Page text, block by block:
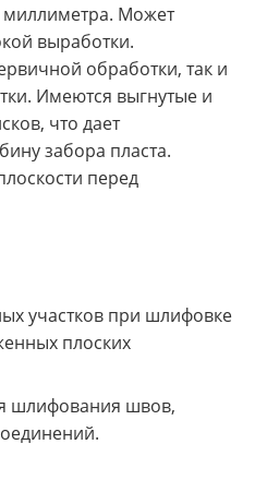
миллиметра. Может
выработки.
обработки, так и
Имеются выгнутые и
что дает
забора пласта.
перед
участков при шлифовке
плоских
шлифования швов,